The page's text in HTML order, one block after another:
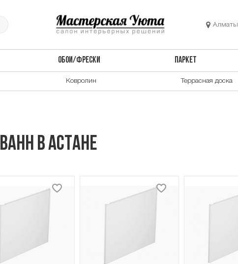
Алматы
ОБОИ/ФРЕСКИ ПАРКЕТ
Ковролин Террасная доска
в Астане